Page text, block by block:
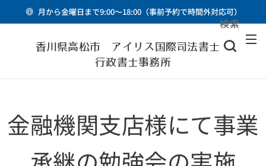
月から金曜日まで9:00～18:00（事前予約で時間外対応可）
香川県高松市 アイリス国際司法書士・
行政書士事務所
検索
金融機関支店様にて事業